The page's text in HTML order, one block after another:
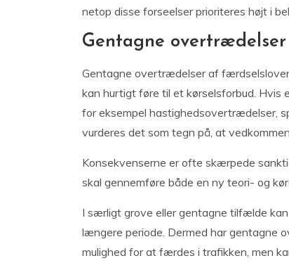
netop disse forseelser prioriteres højt i
Gentagne overtrædelser
Gentagne overtrædelser af
kan hurtigt føre til et kørselsforbud. Hvis
for eksempel hastighedsovertrædelser,
vurderes det som tegn på, at
Konsekvenserne er ofte skærpede
skal gennemføre både en ny teori- og
I særligt grove eller gentagne tilfælde
længere periode. Dermed har gentagne
mulighed for at færdes i trafikken, men